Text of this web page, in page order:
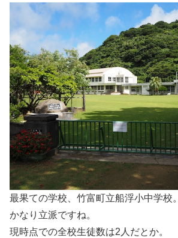
最果ての学校、竹富町立船浮小中学校。
かなり立派ですね。
現時点での全校生徒数は2人だとか。